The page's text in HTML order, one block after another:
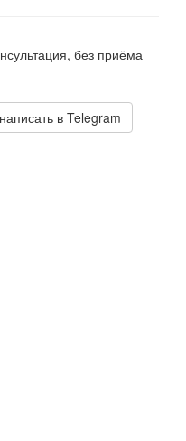
без приёма
написать в Telegram